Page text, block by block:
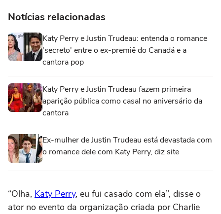
Notícias relacionadas
Katy Perry e Justin Trudeau: entenda o romance
'secreto' entre o ex-premiê do Canadá e a
cantora pop
Katy Perry e Justin Trudeau fazem primeira
aparição pública como casal no aniversário da
cantora
Ex-mulher de Justin Trudeau está devastada com
o romance dele com Katy Perry, diz site
“Olha, Katy Perry, eu fui casado com ela”, disse o
ator no evento da organização criada por Charlie